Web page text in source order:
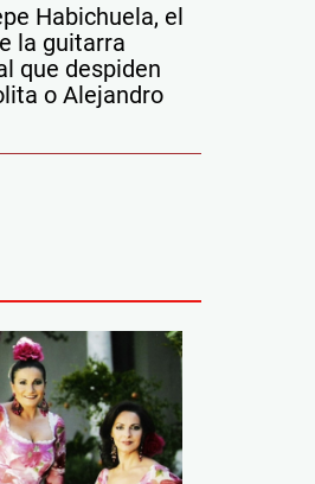
Habichuela, el
la guitarra
que despiden
o Alejandro